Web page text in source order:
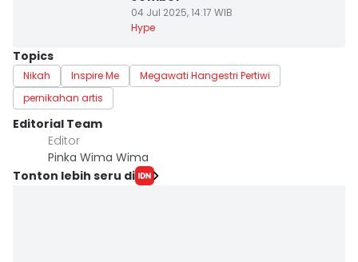
04 Jul 2025, 14:17 WIB
Hype
Topics
Nikah Inspire Me
Megawati Hangestri Pertiwi
pernikahan artis
Editorial Team
Editor
Pinka Wima Wima
Tonton lebih seru di